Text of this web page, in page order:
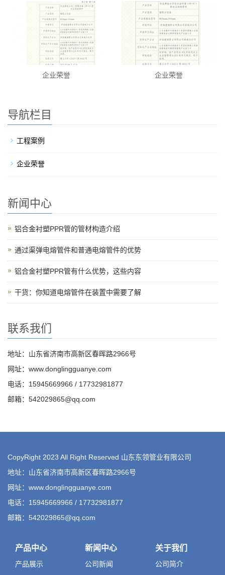
企业荣誉 企业荣誉
导航栏目
工程案例
企业荣誉
新闻中心
铝合金衬塑PPR管的管材构造介绍
通过渠弹电熔管件和普通电熔管件的优势
铝合金衬塑PPR管有什么优势，这些内容
干货：你知道电熔管件在装置中需要了解
联系我们
地址：山东省济南市高新区春晖路2966号
网址：www.donglingguanye.com
电话：15945669966 / 17732981877
邮箱：542029865@qq.com
CopyRight 2023 All Right Reserved 山东东领管业有限公司
地址：山东省济南市高新区春晖路2966号
网址：www.donglingguanye.com
电话：15945669966 / 17732981877
邮箱：542029865@qq.com
产品中心
产品展示
新闻中心
公司新闻
关于我们
公司简介